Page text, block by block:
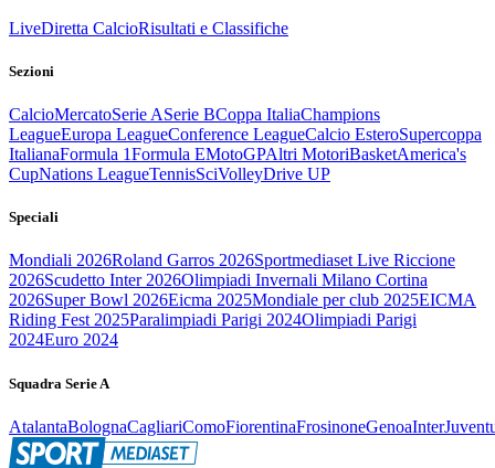
LiveDiretta CalcioRisultati e Classifiche
Sezioni
CalcioMercatoSerie ASerie BCoppa ItaliaChampions
LeagueEuropa LeagueConference LeagueCalcio EsteroSupercoppa
ItalianaFormula 1Formula EMotoGPAltri MotoriBasketAmerica's
CupNations LeagueTennisSciVolleyDrive UP
Speciali
Mondiali 2026Roland Garros 2026Sportmediaset Live Riccione
2026Scudetto Inter 2026Olimpiadi Invernali Milano Cortina
2026Super Bowl 2026Eicma 2025Mondiale per club 2025EICMA
Riding Fest 2025Paralimpiadi Parigi 2024Olimpiadi Parigi
2024Euro 2024
Squadra Serie A
AtalantaBolognaCagliariComoFiorentinaFrosinoneGenoaInter